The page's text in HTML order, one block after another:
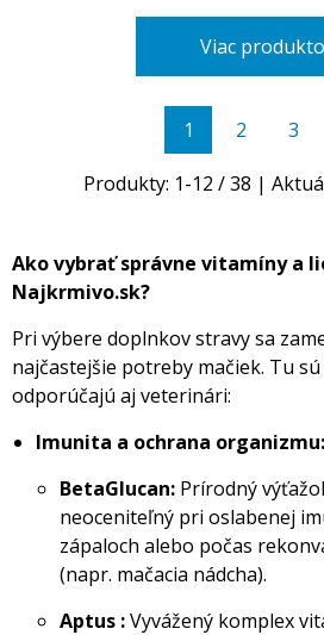
Viac
1 2 3
Produkty: 1-12 /38 |
Ako vybrať správne vitamíny a
Najkrmivo.sk?
Pri výbere doplnkov stravy sa
najčastejšie potreby mačiek. Tu
odporúčajú aj veterinári:
Imunita a ochrana organizmu:
BetaGlucan: Prírodný
neoceniteľný pri oslabenej
zápaloch alebo počas
(napr. mačacia nádcha).
Aptus :Vyvážený komplex